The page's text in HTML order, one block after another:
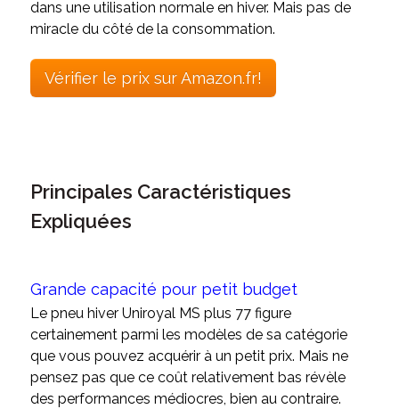
dans une utilisation normale en hiver. Mais pas de
miracle du côté de la consommation.
Vérifier le prix sur Amazon.fr!
Principales Caractéristiques
Expliquées
Grande capacité pour petit budget
Le pneu hiver Uniroyal MS plus 77 figure
certainement parmi les modèles de sa catégorie
que vous pouvez acquérir à un petit prix. Mais ne
pensez pas que ce coût relativement bas révèle
des performances médiocres, bien au contraire.